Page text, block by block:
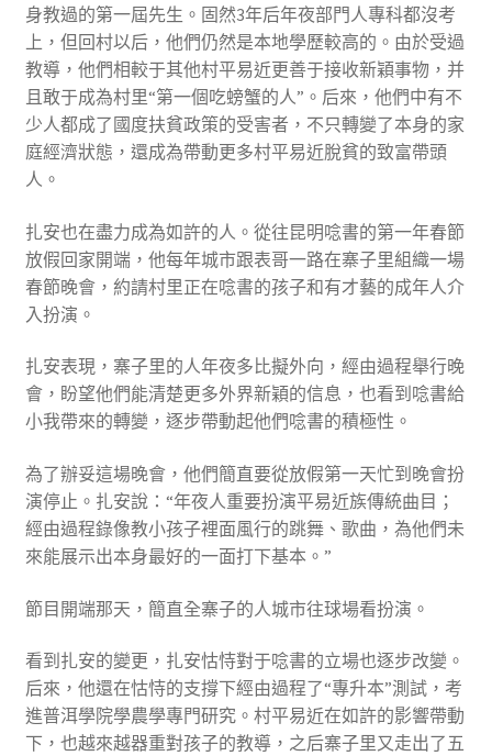
身教過的第一屆先生。固然3年后年夜部門人專科都沒考
上，但回村以后，他們仍然是本地學歷較高的。由於受過
教導，他們相較于其他村平易近更善于接收新穎事物，并
且敢于成為村里“第一個吃螃蟹的人”。后來，他們中有不
少人都成了國度扶貧政策的受害者，不只轉變了本身的家
庭經濟狀態，還成為帶動更多村平易近脫貧的致富帶頭
人。
扎安也在盡力成為如許的人。從往昆明唸書的第一年春節
放假回家開端，他每年城市跟表哥一路在寨子里組織一場
春節晚會，約請村里正在唸書的孩子和有才藝的成年人介
入扮演。
扎安表現，寨子里的人年夜多比擬外向，經由過程舉行晚
會，盼望他們能清楚更多外界新穎的信息，也看到唸書給
小我帶來的轉變，逐步帶動起他們唸書的積極性。
為了辦妥這場晚會，他們簡直要從放假第一天忙到晚會扮
演停止。扎安說：“年夜人重要扮演平易近族傳統曲目；
經由過程錄像教小孩子裡面風行的跳舞、歌曲，為他們未
來能展示出本身最好的一面打下基本。”
節目開端那天，簡直全寨子的人城市往球場看扮演。
看到扎安的變更，扎安怙恃對于唸書的立場也逐步改變。
后來，他還在怙恃的支撐下經由過程了“專升本”測試，考
進普洱學院學農學專門研究。村平易近在如許的影響帶動
下，也越來越器重對孩子的教導，之后寨子里又走出了五